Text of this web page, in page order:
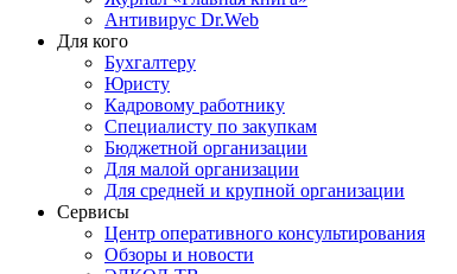
Антивирус Dr.Web
Для кого
Бухгалтеру
Юристу
Кадровому работнику
Специалисту по закупкам
Бюджетной организации
Для малой организации
Для средней и крупной организации
Сервисы
Центр оперативного консультирования
Обзоры и новости